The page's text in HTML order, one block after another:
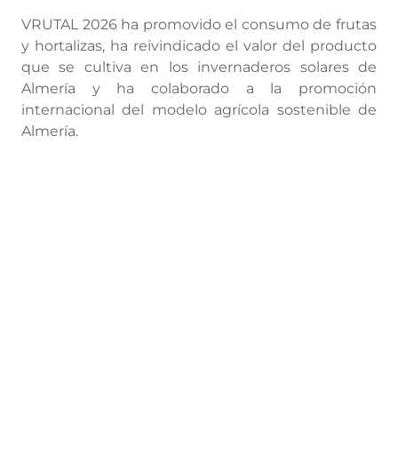
VRUTAL 2026 ha promovido el consumo de frutas
y hortalizas, ha reivindicado el valor del producto
que se cultiva en los invernaderos solares de
Almería y ha colaborado a la promoción
internacional del modelo agrícola sostenible de
Almería.